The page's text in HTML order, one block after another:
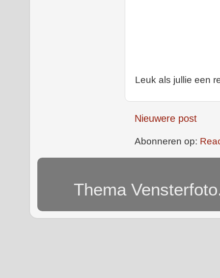
Leuk als jullie een
Nieuwere post
Abonneren op:
Thema